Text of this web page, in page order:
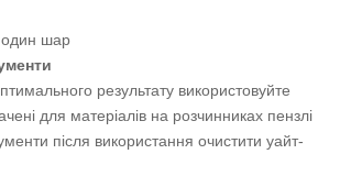
шар
результату використовуйте
для матеріалів на розчинниках пензлі
після використання очистити уайт-